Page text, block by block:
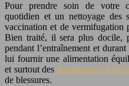
Pour prendre soin de votre
quotidien et un nettoyage des
vaccination et de vermifugation
Bien traité, il sera plus docile,
pendant l’entraînement et
lui fournir une alimentation
et surtout des équipements
de blessures.